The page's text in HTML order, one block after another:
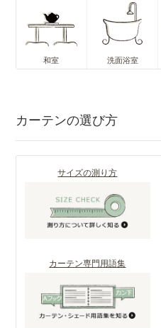
和室 洗面浴室
カーテンの選び方
サイズの測り方
カーテン専門用語集